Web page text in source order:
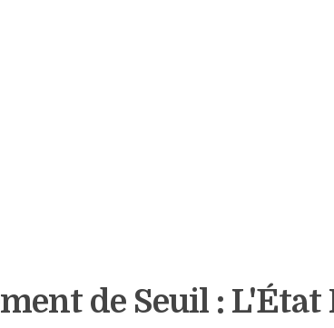
de Seuil : L'État